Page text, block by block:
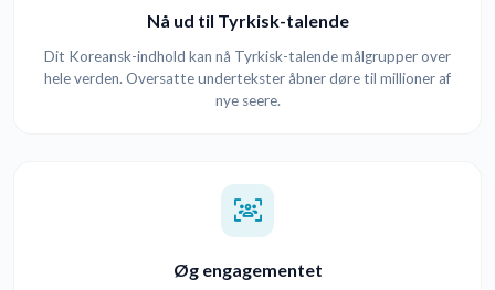
Nå ud til Tyrkisk-talende
Dit Koreansk-indhold kan nå Tyrkisk-talende målgrupper over
hele verden. Oversatte undertekster åbner døre til millioner af
nye seere.
Øg engagementet